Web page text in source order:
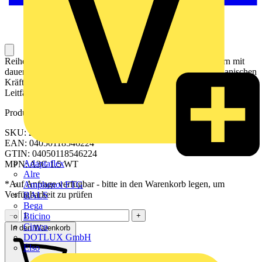
Adaptaflex
Alre
Amphenol FTG
BALS
Bega
Bticino
Cimco
DOTLUX GmbH
Elso
Reihenklemme zum Anschließen oder Verbinden von Leitern mit
dauerhaft sicherem Kontakt. Gehärteter Stahl hält den mechanischen
Kräften stand, Zinn-beschichtetes Kupfer sorgt für beste
Leitfähigkeit.
Produktkennzeichen
SKU: 2534510000
EAN: 04050118546224
GTIN: 04050118546224
MPN: A3C 1.5 WT
*Auf Anfrage verfügbar - bitte in den Warenkorb legen, um
Verfügbarkeit zu prüfen
−
+
In den Warenkorb